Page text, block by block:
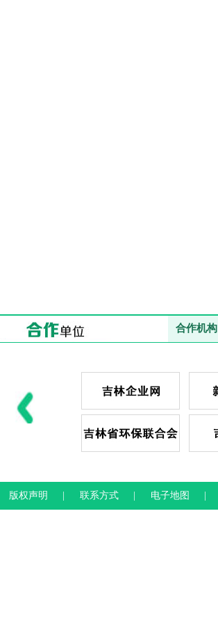
合作机构
版权声明 联系方式 电子地图